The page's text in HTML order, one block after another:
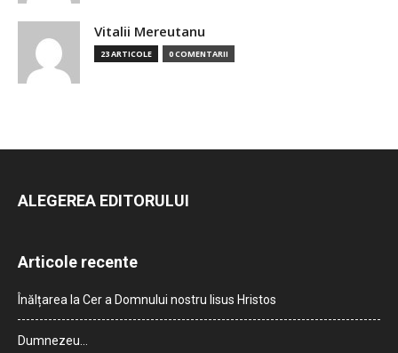
Vitalii Mereutanu
23 ARTICOLE 0 COMENTARII
ALEGEREA EDITORULUI
Articole recente
Înălțarea la Cer a Domnului nostru Iisus Hristos
Dumnezeu…